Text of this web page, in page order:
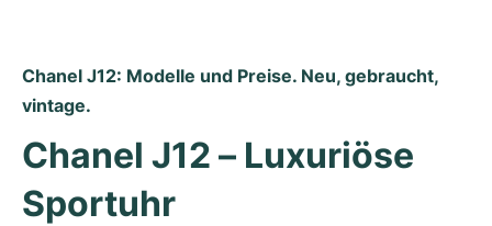
Chanel J12: Modelle und Preise. Neu, gebraucht,
vintage.
Chanel J12 – Luxuriöse
Sportuhr